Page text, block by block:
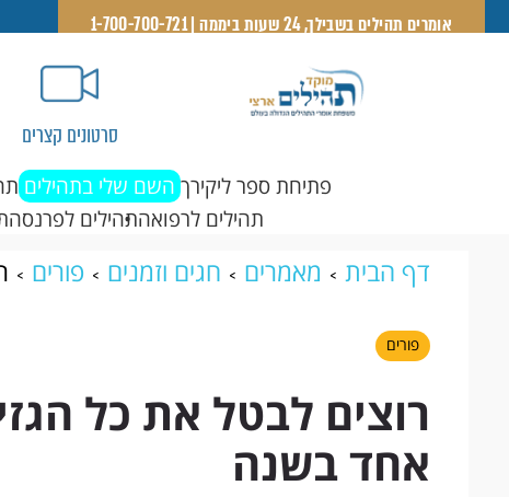
אומרים תהילים בשבילך, 24 שעות ביממה | 1-700-700-721
סרטונים קצרים
פתיחת ספר ליקירך השם שלי בתהילים
תהילים לרפואהתהילים לפרנסה
דף הבית מאמרים חגים וזמנים פורים
ביום אחד בשנה
פורים
רוצים לבטל את כל
אחד בשנה